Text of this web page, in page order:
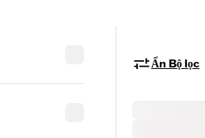
Ẩn Bộ lọc